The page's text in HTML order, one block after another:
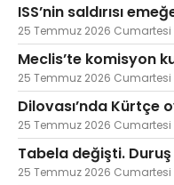
ISS’nin saldırısı
25 Temmuz 2026 Cumartesi
Meclis’te komisyon
25 Temmuz 2026 Cumartesi
Dilovası’nda Kürtçe
25 Temmuz 2026 Cumartesi
Tabela değişti.
25 Temmuz 2026 Cumartesi